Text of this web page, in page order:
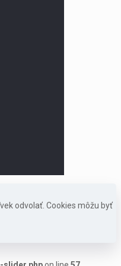
odvolať. Cookies môžu byť